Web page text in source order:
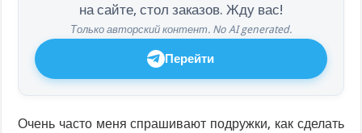
на сайте, стол заказов. Жду вас!
Только авторский контент. No AI generated.
Перейти
Очень часто меня спрашивают подружки, как сделать